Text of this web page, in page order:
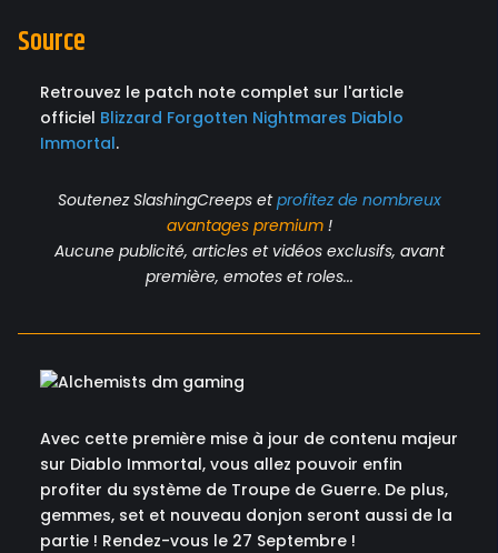
Source
Retrouvez le patch note complet sur l'article
officiel Blizzard Forgotten Nightmares Diablo
Immortal.
Soutenez SlashingCreeps etprofitez de nombreux
avantagespremium!
Aucune publicité, articles et vidéos exclusifs, avant
première, emotes et roles...
Avec cette première mise à jour de contenu majeur
sur Diablo Immortal, vous allez pouvoir enfin
profiter du système de Troupe de Guerre. De plus,
gemmes, set et nouveau donjon seront aussi de la
partie ! Rendez-vous le 27 Septembre !